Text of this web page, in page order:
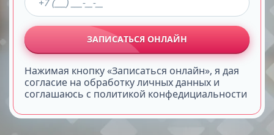
ЗАПИСАТЬСЯ ОНЛАЙН
Нажимая кнопку «Записаться онлайн», я дая
согласие на обработку личных данных и
соглашаюсь с политикой конфедициальности